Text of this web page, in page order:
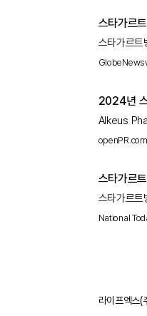
스타가르
001)
스타가르트
치료법은
2024년 스
Alkeus
같은 회사
openPR.com
스타가르
스타가르트
환자들에게
National
라이프엑스(